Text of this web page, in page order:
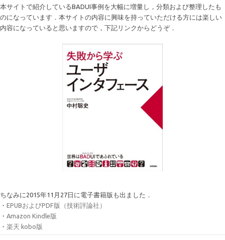
本サイトで紹介しているBADUI事例を大幅に増量し，分類および整理したも
のになっています．本サイトの内容に興味を持っていただける方には楽しい
内容になっていると思いますので，下記リンクからどうぞ．
ちなみに2015年11月27日に電子書籍版も出ました．
・ EPUBおよびPDF版（技術評論社）
・ Amazon Kindle版
・ 楽天 kobo版